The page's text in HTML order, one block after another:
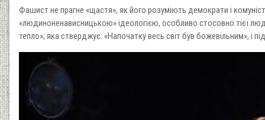
Фашист не прагне «щастя», як його розуміють демократи і
«людиноненависницькою» ідеологією, особливо стосовно тієї
тепло»; яка стверджує: «Напочатку весь світ був божевільним», і